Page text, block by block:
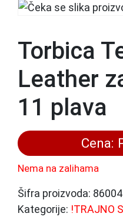
Torbica
Leather
11 plava
Cena:
Nema na zalihama
Šifra proizvoda:
Kategorije: !TRAJNO